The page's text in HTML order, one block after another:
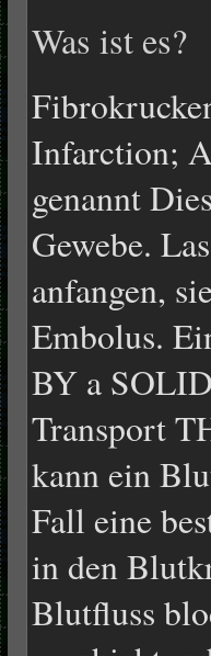
Was ist es?
Infarction;
genannt
Gewebe.
anfangen,
Embolus.
BY a
Transport
kann ein
Fall eine
in den
Blutfluss